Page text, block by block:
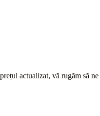
actualizat, vă rugăm să ne